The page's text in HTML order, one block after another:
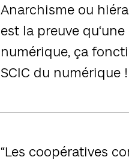
Anarchisme ou
est la preuve
numérique, ça
SCIC du numérique !
“Les coopératives